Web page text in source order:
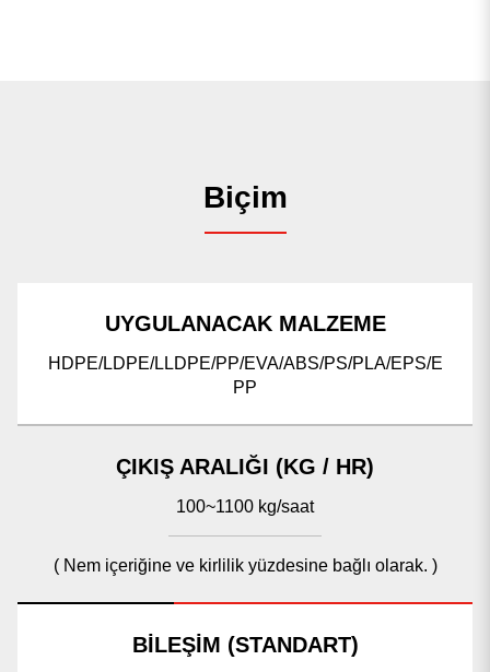
Biçim
UYGULANACAK MALZEME
HDPE/LDPE/LLDPE/PP/EVA/ABS/PS/PLA/EPS/E
PP
ÇIKIŞ ARALIĞI (KG / HR)
100~1100 kg/saat
( Nem içeriğine ve kirlilik yüzdesine bağlı olarak. )
BİLEŞİM (STANDART)